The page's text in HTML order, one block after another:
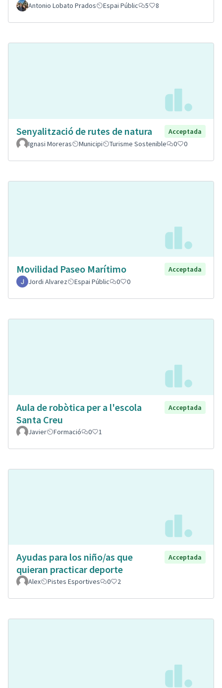
Antonio Lobato Prados Espai Públic 5 8
Senyalització de rutes de natura
Acceptada
Ignasi Moreras
Municipi Turisme Sostenible 0 0
Movilidad Paseo Marítimo
Acceptada
Jordi Alvarez
Espai Públic 0 0
Aula de robòtica per a l'escola
Santa Creu
Acceptada
Javier Formació 0 1
Ayudas para los niño/as que
quieran practicar deporte
Acceptada
Alex Pistes Esportives 0 2